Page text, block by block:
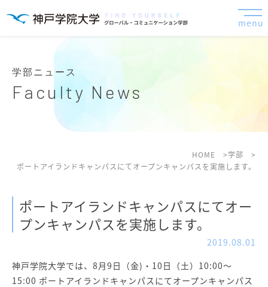
menu
Faculty News
学部ニュース
HOME
学部
ポートアイランドキャンパスにてオープンキャンパスを実施します。
ポートアイランドキャンパスにてオー
プンキャンパスを実施します。
2019.08.01
神戸学院大学では、8月9日（金)・10日（土）10:00～
15:00 ポートアイランドキャンパスにてオープンキャンパス